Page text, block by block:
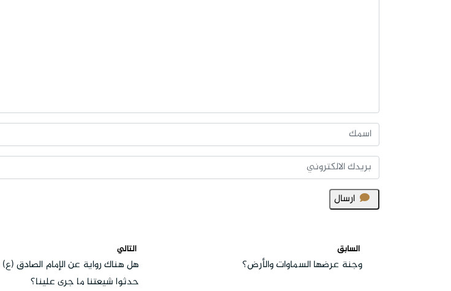
ارسال
السابق
وجنة عرضها السماوات والأرض؟
التالي
هل هناك رواية عن الإمام الصادق
حدثوا شيعتنا ما جرى علينا؟